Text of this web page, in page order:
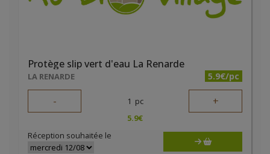
Protège slip vert d'eau La Renarde
LA RENARDE 5.9€/pc
- 1 pc +
5.9€
Réception souhaitée le